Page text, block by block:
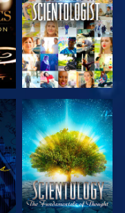
DÉCOUVRIR
LES SÉRIES